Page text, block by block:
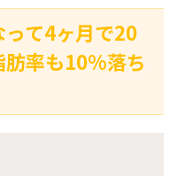
て4ヶ月で20
率も10%落ち